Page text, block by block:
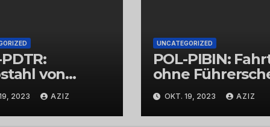
von
2023 AZIZ
UNCATEGORIZED
POL-PIBIN:
ohne
und unter
von Drogen
OKT. 19, 2023 AZIZ